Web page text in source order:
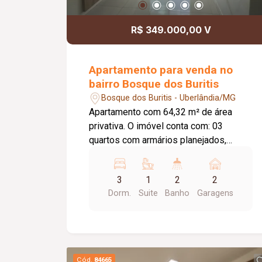
para chuveiros e torneiras; Iluminação
Tramontina; Projeto moderno com
conforto e alto padrão de acabamento.
R$ 349.000,00 V
Apartamento para venda no
bairro Bosque dos Buritis
Bosque dos Buritis - Uberlândia/MG
Apartamento com 64,32 m² de área
privativa. O imóvel conta com: 03
quartos com armários planejados,
Sala ampla em 02 ambientes com
painel para TV, espelho e sacada;
Banheiro social com box em blindex e
de água; Área de serviço com armário;
3
Dorm.
1
Suite
2
Banho
2
Garagens
Cód. 84665